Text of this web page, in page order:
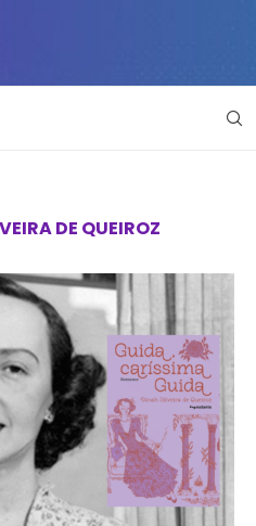
DE QUEIROZ